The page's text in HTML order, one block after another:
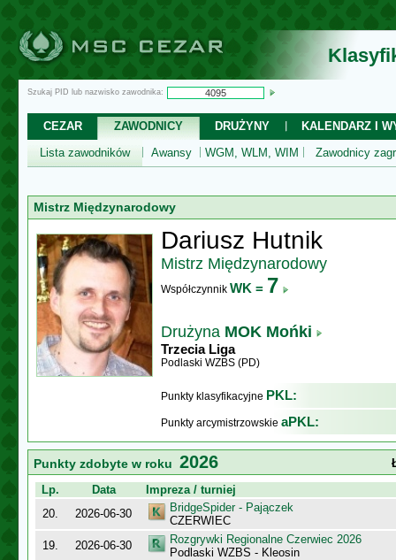
Szukaj PID lub nazwisko zawodnika:
CEZAR ZAWODNICY DRUŻYNY
KALENDARZ I
Lista zawodników
Awansy WGM, WLM, WIM Zawodnicy
Mistrz Międzynarodowy
Dariusz Hutnik
Mistrz Międzynarodowy
Współczynnik WK = 7
Drużyna MOK Mońki
Trzecia Liga
Podlaski WZBS (PD)
Punkty klasyfikacyjne PKL:
Punkty arcymistrzowskie aPKL:
Punkty zdobyte w roku 2026
Lp.
Data
Impreza / turniej
20.
2026-06-30
BridgeSpider - Pajączek
CZERWIEC
19.
2026-06-30
Rozgrywki Regionalne Czerwiec 2026
Podlaski WZBS - Kleosin